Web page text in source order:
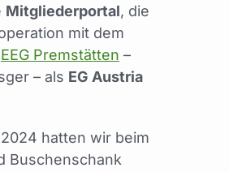
Mitgliederportal, die
mit dem
EEG Premstätten –
– als EG Austria
hatten wir beim
Buschenschank